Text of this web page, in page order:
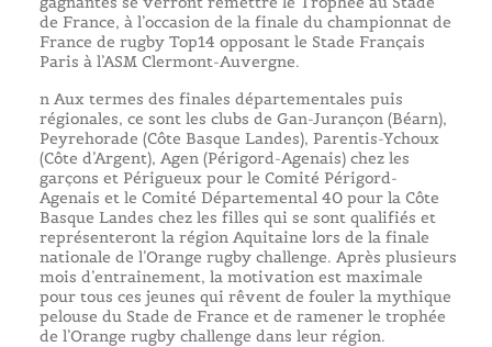
de France, à l’occasion de la finale du championnat de
France de rugby Top14 opposant le Stade Français
Paris à l’ASM Clermont-Auvergne.
n Aux termes des finales départementales puis
régionales, ce sont les clubs de Gan-Jurançon (Béarn),
Peyrehorade (Côte Basque Landes), Parentis-Ychoux
(Côte d’Argent), Agen (Périgord-Agenais) chez les
garçons et Périgueux pour le Comité Périgord-
Agenais et le Comité Départemental 40 pour la Côte
Basque Landes chez les filles qui se sont qualifiés et
représenteront la région Aquitaine lors de la finale
nationale de l’Orange rugby challenge. Après plusieurs
mois d’entrainement, la motivation est maximale
pour tous ces jeunes qui rêvent de fouler la mythique
pelouse du Stade de France et de ramener le trophée
de l’Orange rugby challenge dans leur région.